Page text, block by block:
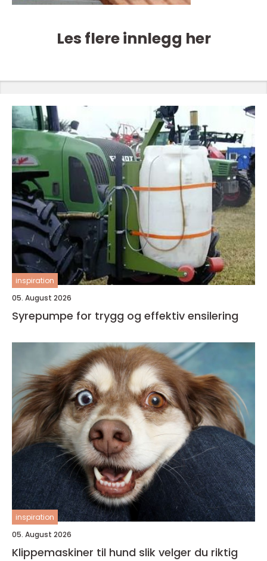
Les flere innlegg her
inspiration
05. August 2026
Syrepumpe for trygg og effektiv ensilering
inspiration
05. August 2026
Klippemaskiner til hund slik velger du riktig